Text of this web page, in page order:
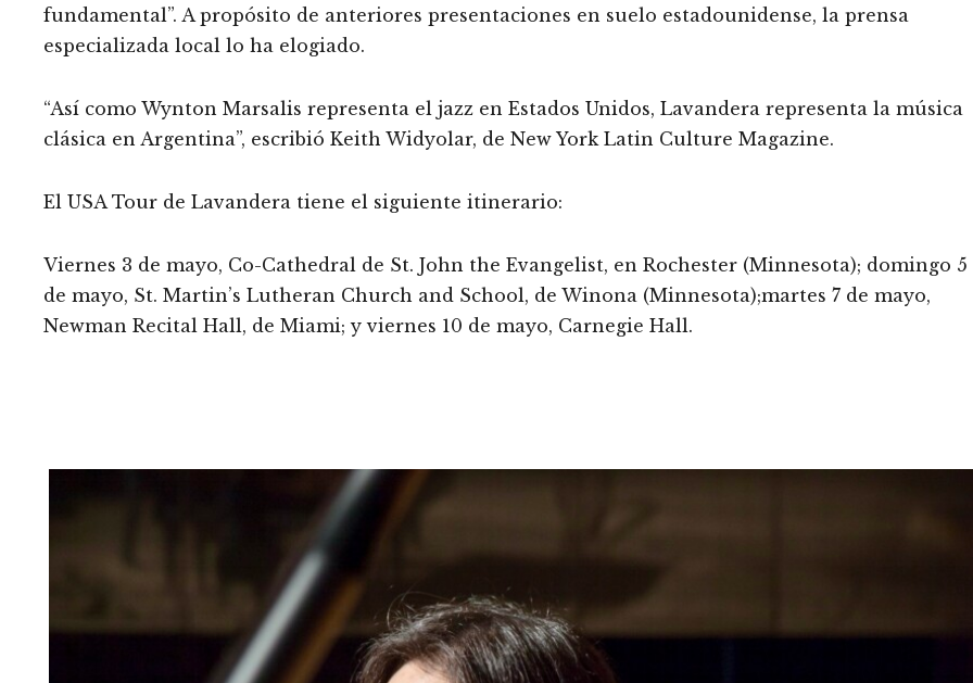
fundamental”. A propósito de anteriores presentaciones en suelo estadounidense, la prensa
especializada local lo ha elogiado.
“Así como Wynton Marsalis representa el jazz en Estados Unidos, Lavandera representa la música
clásica en Argentina”, escribió Keith Widyolar, de New York Latin Culture Magazine.
El USA Tour de Lavandera tiene el siguiente itinerario:
Viernes 3 de mayo, Co-Cathedral de St. John the Evangelist, en Rochester (Minnesota); domingo 5
de mayo, St. Martin’s Lutheran Church and School, de Winona (Minnesota);martes 7 de mayo,
Newman Recital Hall, de Miami; y viernes 10 de mayo, Carnegie Hall.